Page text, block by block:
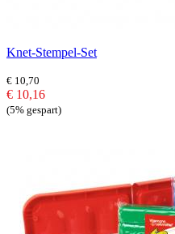
Knet-Stempel-Set
€ 10,70
€ 10,16
(5% gespart)